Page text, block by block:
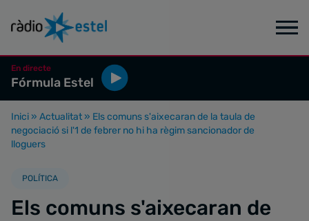
En directe
Fórmula Estel
Inici » Actualitat » Els comuns s'aixecaran de la taula de
negociació si l'1 de febrer no hi ha règim sancionador de
lloguers
POLÍTICA
Els comuns s'aixecaran de